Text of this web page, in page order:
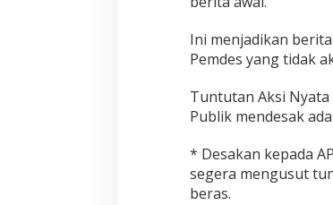
Ini menjadikan
Pemdes yang tidak
Tuntutan Aksi
Publik mendesak
* Desakan kepada
segera mengusut
beras.